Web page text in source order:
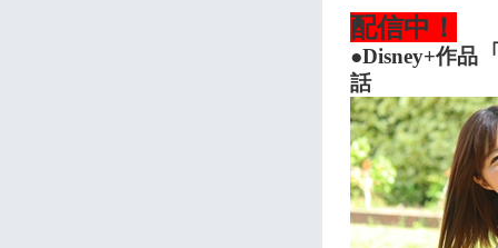
配信中！
●Disney+作品
話